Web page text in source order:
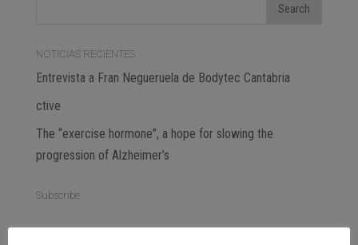
NOTICIAS RECIENTES
Entrevista a Fran Negueruela de Bodytec Cantabria
ctive
The “exercise hormone”, a hope for slowing the
progression of Alzheimer’s
Subscribe